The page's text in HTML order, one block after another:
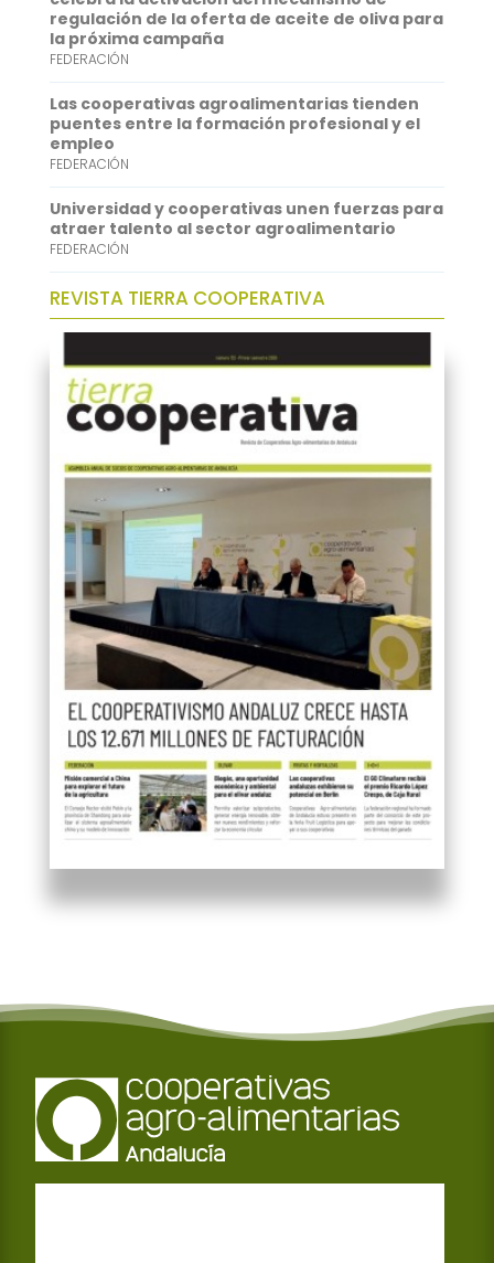
p
I
n
regulación de la oferta de aceite de oliva para
la próxima campaña
FEDERACIÓN
Las cooperativas agroalimentarias tienden
puentes entre la formación profesional y el
empleo
FEDERACIÓN
Universidad y cooperativas unen fuerzas para
atraer talento al sector agroalimentario
FEDERACIÓN
REVISTA TIERRA COOPERATIVA